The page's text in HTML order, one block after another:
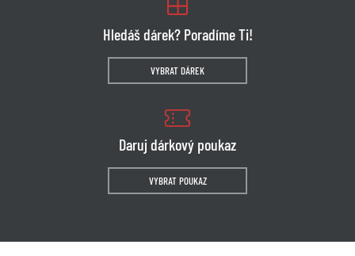
Hledáš dárek? Poradíme Ti!
VYBRAT DÁREK
Daruj dárkový poukaz
VYBRAT POUKAZ